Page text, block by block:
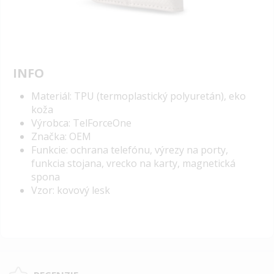
INFO
Materiál: TPU (termoplastický polyuretán), eko
koža
Výrobca: TelForceOne
Značka: OEM
Funkcie: ochrana telefónu, výrezy na porty,
funkcia stojana, vrecko na karty, magnetická
spona
Vzor: kovový lesk